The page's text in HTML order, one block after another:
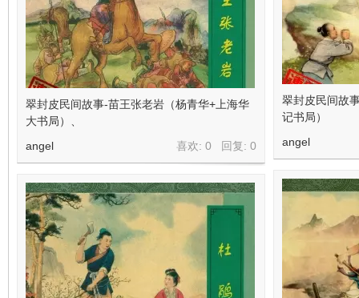
翠封皮民间故
记书局）
angel
翠封皮民间故事-苗王张老岩（杨青华+上海华
大书局）、
喜欢: 0 回复: 0
angel